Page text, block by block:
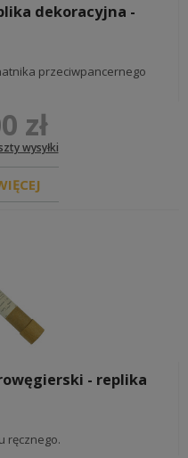
dekoracyjna -
przeciwpancernego
zł
wysyłki
- replika
ręcznego.